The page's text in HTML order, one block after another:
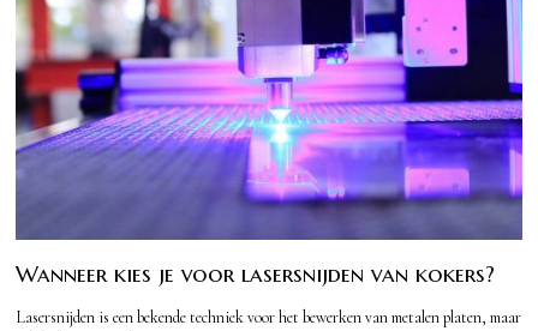
Wanneer kies je voor lasersnijden van kokers?
Lasersnijden is een bekende techniek voor het bewerken van metalen platen, maar